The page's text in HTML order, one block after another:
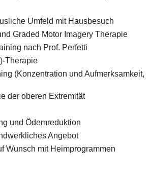
Umfeld mit Hausbesuch
Graded Motor Imagery Therapie
nach Prof. Perfetti
Therapie
(Konzentration und Aufmerksamkeit,
der oberen Extremität
und Ödemreduktion
Angebot
Wunsch mit Heimprogrammen